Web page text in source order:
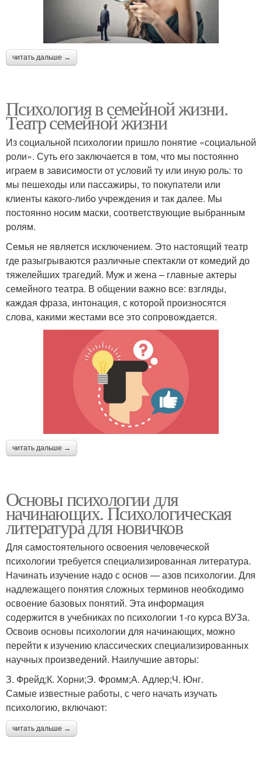
читать дальше →
Психология в семейной жизни.
Театр семейной жизни
Из социальной психологии пришло понятие «социальной
роли». Суть его заключается в том, что мы постоянно
играем в зависимости от условий ту или иную роль: то
мы пешеходы или пассажиры, то покупатели или
клиенты какого-либо учреждения и так далее. Мы
постоянно носим маски, соответствующие выбранным
ролям.
Семья не является исключением. Это настоящий театр
где разыгрываются различные спектакли от комедий до
тяжелейших трагедий. Муж и жена – главные актеры
семейного театра. В общении важно все: взгляды,
каждая фраза, интонация, с которой произносятся
слова, какими жестами все это сопровождается.
читать дальше →
Основы психологии для
начинающих. Психологическая
литература для новичков
Для самостоятельного освоения человеческой
психологии требуется специализированная литература.
Начинать изучение надо с основ — азов психологии. Для
надлежащего понятия сложных терминов необходимо
освоение базовых понятий. Эта информация
содержится в учебниках по психологии 1-го курса ВУЗа.
Освоив основы психологии для начинающих, можно
перейти к изучению классических специализированных
научных произведений. Наилучшие авторы:
З. Фрейд;К. Хорни;Э. Фромм;А. Адлер;Ч. Юнг.
Самые известные работы, с чего начать изучать
психологию, включают:
читать дальше →